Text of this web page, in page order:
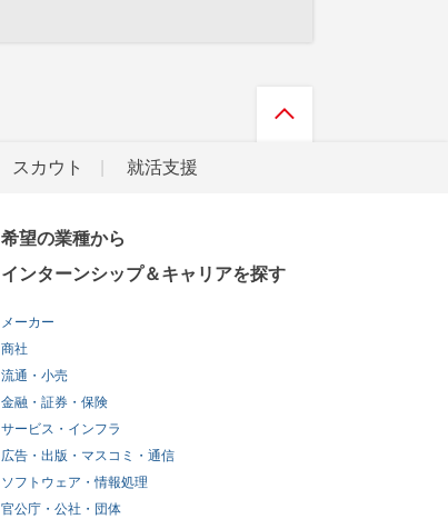
スカウト 就活支援
希望の業種から
インターンシップ＆キャリアを探す
メーカー
商社
流通・小売
金融・証券・保険
サービス・インフラ
広告・出版・マスコミ・通信
ソフトウェア・情報処理
官公庁・公社・団体